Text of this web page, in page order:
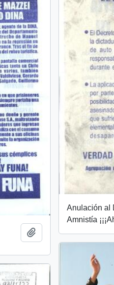
Anulación al
Amnistía
Añadir al portapapeles